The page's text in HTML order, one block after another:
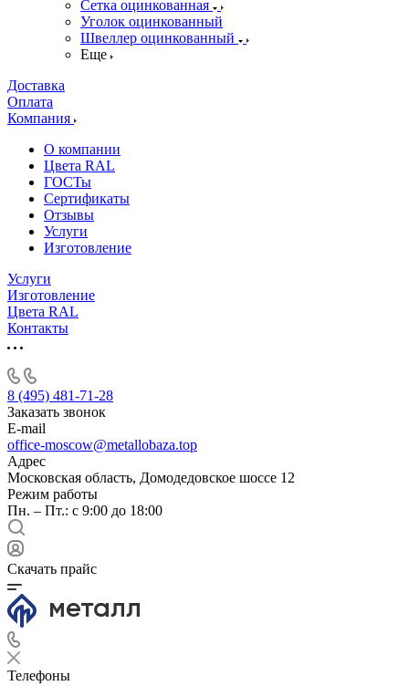
Сетка оцинкованная
Уголок оцинкованный
Швеллер оцинкованный
Еще
Доставка
Оплата
Компания
О компании
Цвета RAL
ГОСТы
Сертификаты
Отзывы
Услуги
Изготовление
Услуги
Изготовление
Цвета RAL
Контакты
8 (495) 481-71-28
Заказать звонок
E-mail
office-moscow@metallobaza.top
Адрес
Московская область, Домодедовское шоссе 12
Режим работы
Пн. – Пт.: с 9:00 до 18:00
Скачать прайс
Телефоны